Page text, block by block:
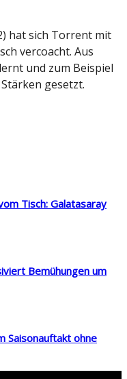
hat sich Torrent mit
vercoacht. Aus
und zum Beispiel
gesetzt.
Tisch: Galatasaray
Bemühungen um
Saisonauftakt ohne